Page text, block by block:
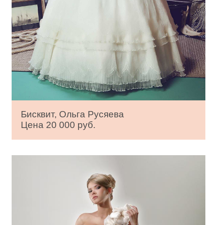
Бисквит, Ольга Русяева
Цена 20 000 руб.